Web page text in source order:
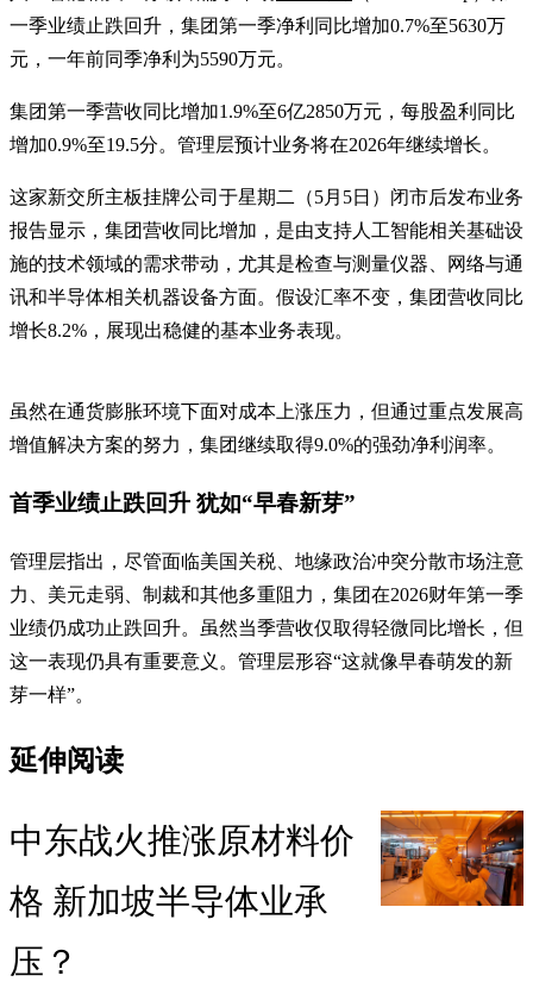
一季业绩止跌回升，集团第一季净利同比增加0.7%至5630万
元，一年前同季净利为5590万元。
集团第一季营收同比增加1.9%至6亿2850万元，每股盈利同比
增加0.9%至19.5分。管理层预计业务将在2026年继续增长。
这家新交所主板挂牌公司于星期二（5月5日）闭市后发布业务
报告显示，集团营收同比增加，是由支持人工智能相关基础设
施的技术领域的需求带动，尤其是检查与测量仪器、网络与通
讯和半导体相关机器设备方面。假设汇率不变，集团营收同比
增长8.2%，展现出稳健的基本业务表现。
虽然在通货膨胀环境下面对成本上涨压力，但通过重点发展高
增值解决方案的努力，集团继续取得9.0%的强劲净利润率。
首季业绩止跌回升 犹如“早春新芽”
管理层指出，尽管面临美国关税、地缘政治冲突分散市场注意
力、美元走弱、制裁和其他多重阻力，集团在2026财年第一季
业绩仍成功止跌回升。虽然当季营收仅取得轻微同比增长，但
这一表现仍具有重要意义。管理层形容“这就像早春萌发的新
芽一样”。
延伸阅读
中东战火推涨原材料价
格 新加坡半导体业承
压？